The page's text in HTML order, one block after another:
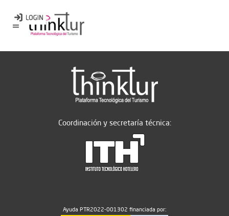
Coordinación y secretaría técnica:
Ayuda PTR2022-001302 financiada por: